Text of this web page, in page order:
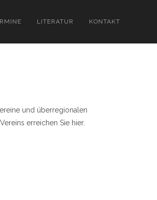
LITERATUR KONTAKT
und überregionalen
erreichen Sie hier.